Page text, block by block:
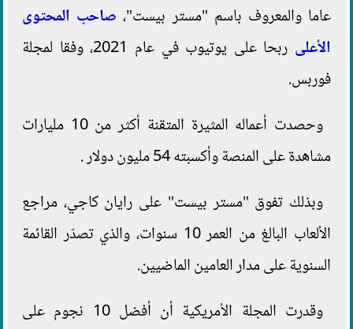
عاما والمعروف باسم "مستر بيست"، صاحب المحتوى
الأعلى
ربحا على يوتيوب في عام 2021، وفقا لمجلة
فوربس.
وحصدت أعماله المثيرة المتقنة أكثر من 10 مليارات
مشاهدة على المنصة وأكسبته 54 مليون دولار .
وبذلك تفوق "مستر بيست" على رايان كاجي، مراجع
الألعاب البالغ من العمر 10 سنوات، والذي تصدّر القائمة
السنوية على مدار العامين الماضيين.
وقدرت المجلة الأمريكية أن أفضل 10 نجوم على